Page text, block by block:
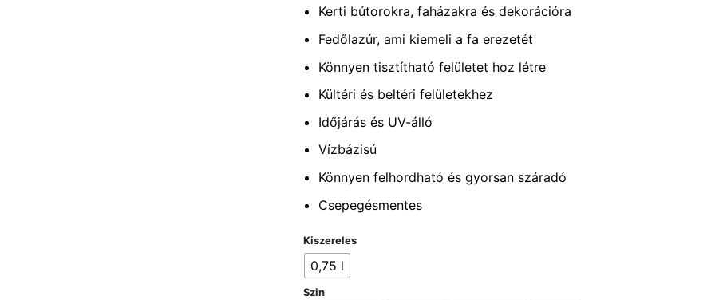
Kerti bútorokra, faházakra és dekorációra
Fedőlazúr, ami kiemeli a fa erezetét
Könnyen tisztítható felületet hoz létre
Kültéri és beltéri felületekhez
Időjárás és UV-álló
Vízbázisú
Könnyen felhordható és gyorsan száradó
Csepegésmentes
Kiszereles
0,75 l
Szin